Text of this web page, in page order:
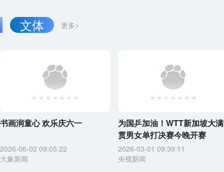
更多>
文体
书画润童心 欢乐庆六一
2026-06-02 09:05:22
大象新闻
为国乒加油！WTT新加坡大满
贯男女单打决赛今晚开赛
2026-03-01 09:39:11
央视新闻